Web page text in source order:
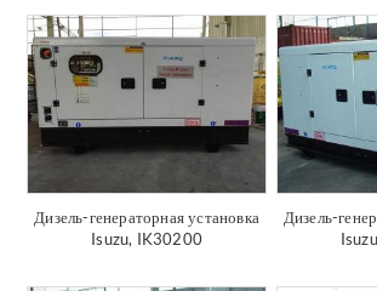
Дизель-генераторная установка
Isuzu, IK30200
Дизель-